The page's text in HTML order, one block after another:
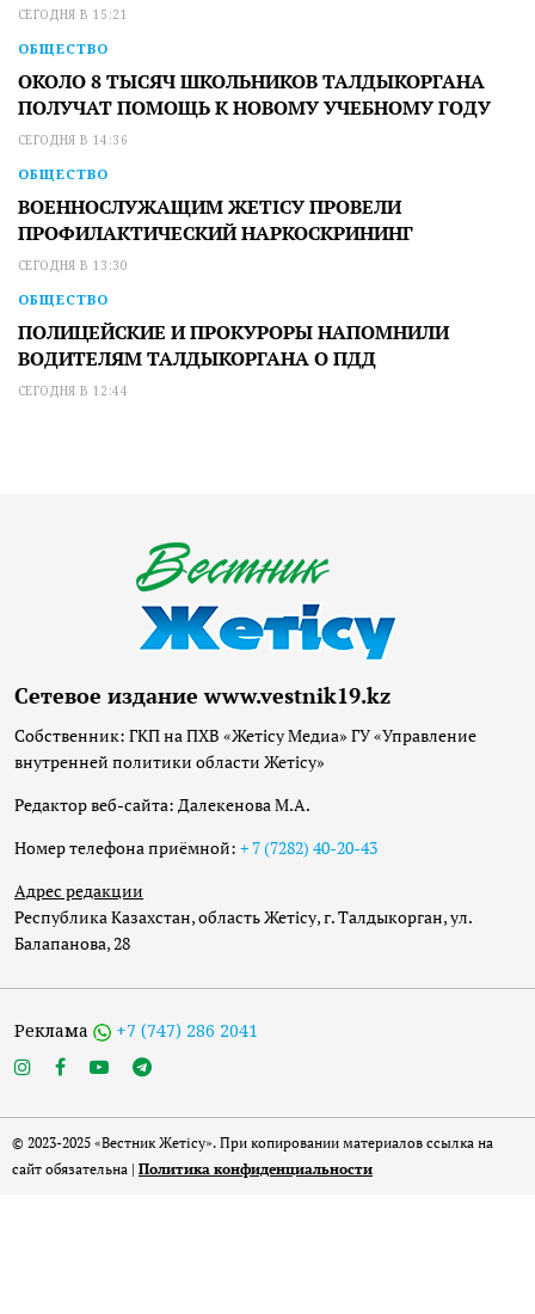
СЕГОДНЯ В 15:21
ОБЩЕСТВО
ОКОЛО 8 ТЫСЯЧ ШКОЛЬНИКОВ ТАЛДЫКОРГАНА
ПОЛУЧАТ ПОМОЩЬ К НОВОМУ УЧЕБНОМУ ГОДУ
СЕГОДНЯ В 14:36
ОБЩЕСТВО
ВОЕННОСЛУЖАЩИМ ЖЕТІСУ ПРОВЕЛИ
ПРОФИЛАКТИЧЕСКИЙ НАРКОСКРИНИНГ
СЕГОДНЯ В 13:30
ОБЩЕСТВО
ПОЛИЦЕЙСКИЕ И ПРОКУРОРЫ НАПОМНИЛИ
ВОДИТЕЛЯМ ТАЛДЫКОРГАНА О ПДД
СЕГОДНЯ В 12:44
Сетевое издание www.vestnik19.kz
Собственник: ГКП на ПХВ «Жетісу Медиа» ГУ «Управление
внутренней политики области Жетісу»
Редактор веб-сайта: Далекенова М.А.
Номер телефона приёмной: + 7 (7282) 40-20-43
Адрес редакции
Республика Казахстан, область Жетісу, г. Талдыкорган, ул.
Балапанова, 28
Реклама +7 (747) 286 2041
© 2023-2025 «Вестник Жетісу». При копировании материалов ссылка на
сайт обязательна | Политика конфиденциальности